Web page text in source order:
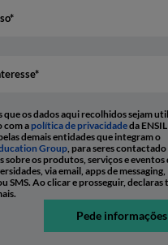
os dados aqui recolhidos sejam
com apolítica de privacidadeda
demais entidades que integram o
Group , para seres
sobre os produtos, serviços e eventos
via email, apps de messaging,
SMS. Ao clicar e prosseguir, declaras
Pede informações